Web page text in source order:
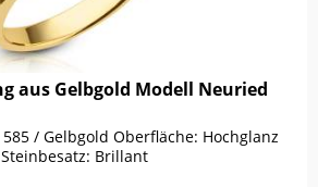
aus Gelbgold Modell Neuried
/ Gelbgold Oberfläche: Hochglanz
Steinbesatz: Brillant